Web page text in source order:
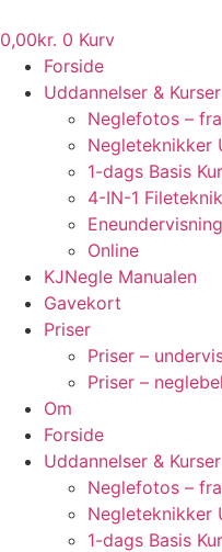
til
indhold
0,00kr. 0 Kurv
Forside
Uddannelser & Kurser
Neglefotos –
Negleteknikker
1-dags Basis
4-IN-1 Fileteknik
Eneundervisning
Online
KJNegle Manualen
Gavekort
Priser
Priser –
Priser –
Om
Forside
Uddannelser & Kurser
Neglefotos –
Negleteknikker
1-dags Basis